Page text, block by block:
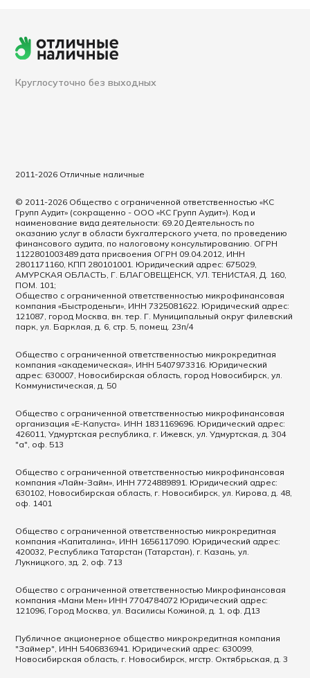
Круглосуточно без выходных
2011-2026 Отличные наличные
© 2011-2026 Общество с ограниченной ответственностью «КС
Групп Аудит» (сокращенно - ООО «КС Групп Аудит»). Код и
наименование вида деятельности: 69.20 Деятельность по
оказанию услуг в области бухгалтерского учета, по проведению
финансового аудита, по налоговому консультированию. ОГРН
1122801003489 дата присвоения ОГРН 09.04.2012, ИНН
2801171160, КПП 280101001. Юридический адрес: 675029,
АМУРСКАЯ ОБЛАСТЬ, Г. БЛАГОВЕЩЕНСК, УЛ. ТЕНИСТАЯ, Д. 160,
ПОМ. 101;
Общество с ограниченной ответственностью микрофинансовая
компания «Быстроденьги», ИНН 7325081622. Юридический адрес:
121087, город Москва, вн. тер. Г. Муниципальный округ филевский
парк, ул. Барклая, д. 6, стр. 5, помещ. 23п/4
Общество с ограниченной ответственностью микрокредитная
компания «академическая», ИНН 5407973316. Юридический
адрес: 630007, Новосибирская область, город Новосибирск, ул.
Коммунистическая, д. 50
Общество с ограниченной ответственностью микрофинансовая
организация «Е-Капуста». ИНН 1831169696. Юридический адрес:
426011, Удмуртская республика, г. Ижевск, ул. Удмуртская, д. 304
"а", оф. 513
Общество с ограниченной ответственностью микрофинансовая
компания «Лайм-Займ», ИНН 7724889891. Юридический адрес:
630102, Новосибирская область, г. Новосибирск, ул. Кирова, д. 48,
оф. 1401
Общество с ограниченной ответственностью микрокредитная
компания «Капиталина», ИНН 1656117090. Юридический адрес:
420032, Республика Татарстан (Татарстан), г. Казань, ул.
Лукницкого, зд. 2, оф. 713
Общество с ограниченной ответственностью Микрофинансовая
компания «Мани Мен» ИНН 7704784072 Юридический адрес:
121096, Город Москва, ул. Василисы Кожиной, д. 1, оф. Д13
Публичное акционерное общество микрокредитная компания
"Займер", ИНН 5406836941. Юридический адрес: 630099,
Новосибирская область, г. Новосибирск, мгстр. Октябрьская, д. 3